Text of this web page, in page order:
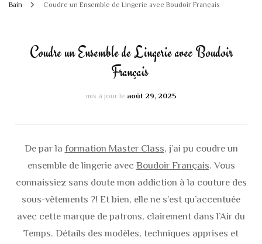
Bain Coudre un Ensemble de Lingerie avec Boudoir Français
Coudre un Ensemble de Lingerie avec Boudoir
Français
mis à jour le août 29, 2025
De par la formation Master Class, j’ai pu coudre un
ensemble de lingerie avec Boudoir Français. Vous
connaissiez sans doute mon addiction à la couture des
sous-vêtements ?! Et bien, elle ne s’est qu’accentuée
avec cette marque de patrons, clairement dans l’Air du
Temps. Détails des modèles, techniques apprises et